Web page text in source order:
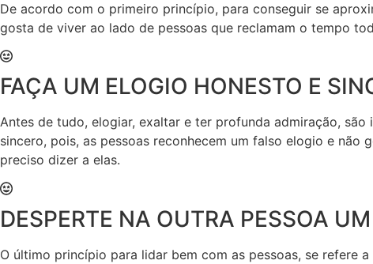
De acordo com o primeiro princípio, para conseguir se
gosta de viver ao lado de pessoas que reclamam o tempo
FAÇA UM ELOGIO HONESTO E
Antes de tudo, elogiar, exaltar e ter profunda admiração,
sincero, pois, as pessoas reconhecem um falso elogio e
preciso dizer a elas.
DESPERTE NA OUTRA PESSOA
O último princípio para lidar bem com as pessoas, se refere